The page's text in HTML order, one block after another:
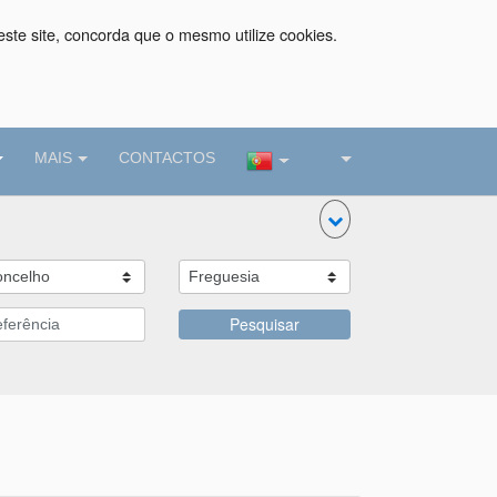
site, concorda que o mesmo utilize cookies.
MAIS CONTACTOS
Pesquisar